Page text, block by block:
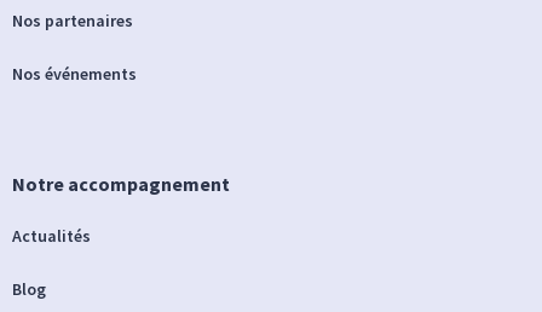
Nos partenaires
Nos événements
Notre accompagnement
Actualités
Blog